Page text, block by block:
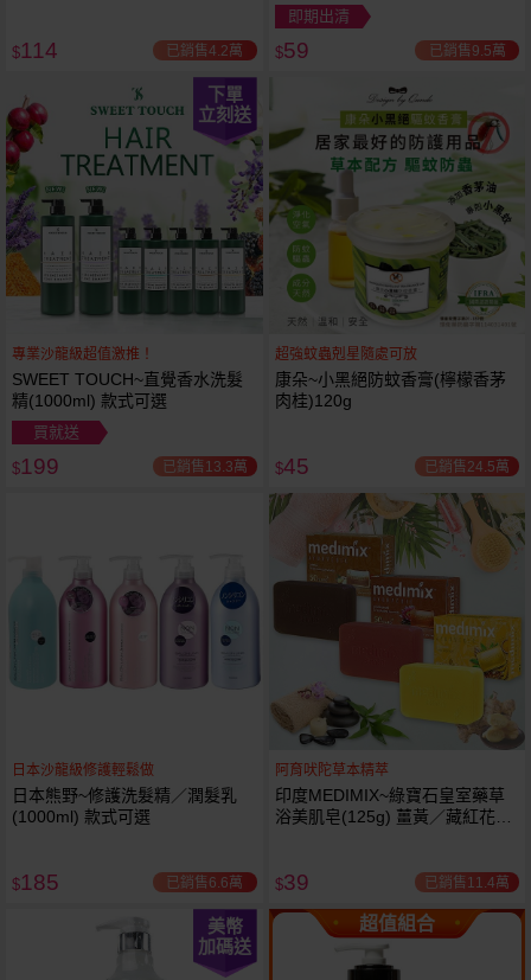
$114 已銷售4.2萬
即期出清
$59 已銷售9.5萬
下單
立刻送
專業沙龍級超值激推！
SWEET TOUCH~直覺香水洗髮
精(1000ml) 款式可選
買就送
$199 已銷售13.3萬
超強蚊蟲剋星隨處可放
康朵~小黑絕防蚊香膏(檸檬香茅
肉桂)120g
$45 已銷售24.5萬
日本沙龍級修護輕鬆做
日本熊野~修護洗髮精／潤髮乳
(1000ml) 款式可選
$185 已銷售6.6萬
阿育吠陀草本精萃
印度MEDIMIX~綠寶石皇室藥草
浴美肌皂(125g) 薑黃／藏紅花／
$39 已銷售11.4萬
美幣
加碼送
超值組合